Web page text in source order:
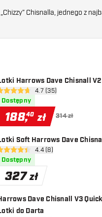
Chisnalla, jednego z
Harrows Dave Chisnall V2
otwórz panel recenzji
gwiazdki oceny
4.7 (35)
Dostępny
188,40 zł 314 zł
Soft Harrows Dave
otwórz panel recenzji
gwiazdki oceny
4.4 (8)
Dostępny
327 zł
Dave Chisnall V3
do Darta